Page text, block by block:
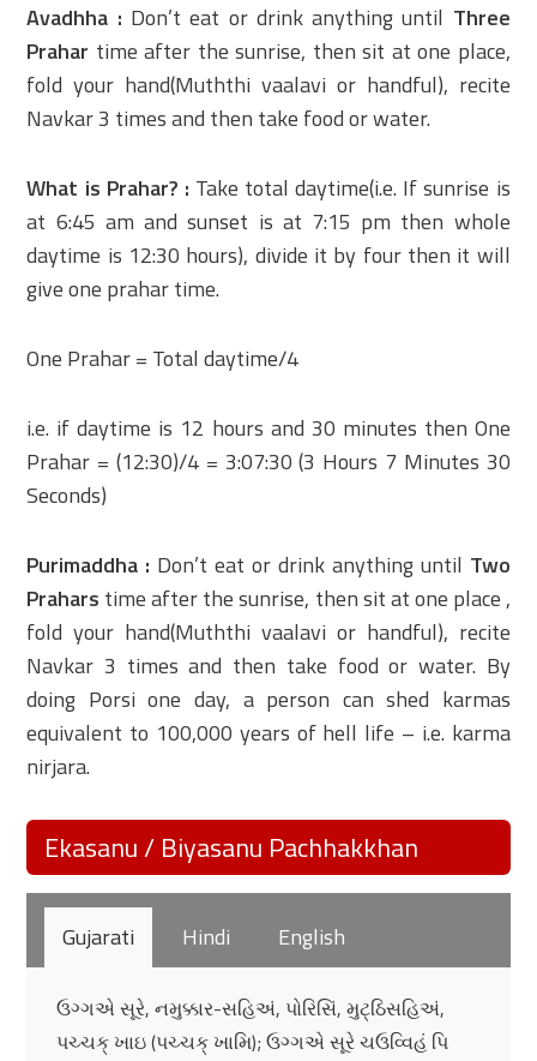
Avadhha : Don’t eat or drink anything until Three
Prahar time after the sunrise, then sit at one place,
fold your hand(Muththi vaalavi or handful), recite
Navkar 3 times and then take food or water.
What is Prahar? : Take total daytime(i.e. If sunrise is
at 6:45 am and sunset is at 7:15 pm then whole
daytime is 12:30 hours), divide it by four then it will
give one prahar time.
One Prahar = Total daytime/4
i.e. if daytime is 12 hours and 30 minutes then One
Prahar = (12:30)/4 = 3:07:30 (3 Hours 7 Minutes 30
Seconds)
Purimaddha : Don’t eat or drink anything until Two
Prahars time after the sunrise, then sit at one place ,
fold your hand(Muththi vaalavi or handful), recite
Navkar 3 times and then take food or water. By
doing Porsi one day, a person can shed karmas
equivalent to 100,000 years of hell life – i.e. karma
nirjara.
Ekasanu / Biyasanu Pachhakkhan
Gujarati Hindi English
ઉગ્ગએ સૂરે, નમુક્કાર-સહિઅં, પોરિસિં, મુટ્ઠિસહિઅં,
પચ્ચક્ ખાઇ (પચ્ચક્ ખામિ); ઉગ્ગએ સૂરે ચઉવ્વિહં પિ